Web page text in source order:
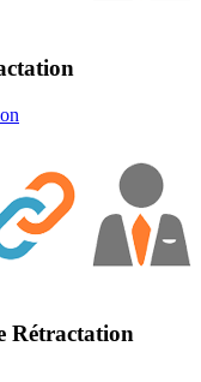
Rétractation